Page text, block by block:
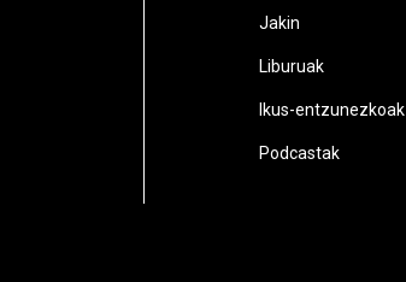
Jakin
Liburuak
Ikus-entzunezkoak
Podcastak